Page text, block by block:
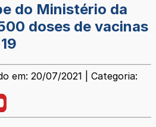
do Ministério da
doses de vacinas
em: 20/07/2021 | Categoria: